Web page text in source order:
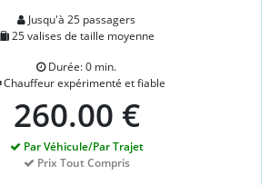
Jusqu'à 25 passagers
25 valises de taille moyenne
Durée: 0 min.
Chauffeur expérimenté et fiable
260.00 €
Par Véhicule/Par Trajet
Prix Tout Compris